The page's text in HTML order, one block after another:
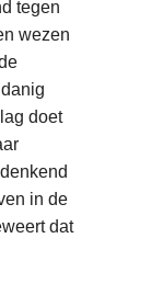
tegen
wezen
doet
in de
dat